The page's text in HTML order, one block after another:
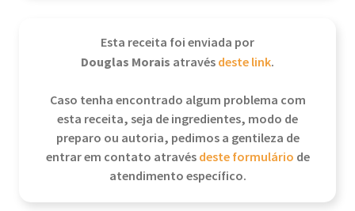
Esta receita foi enviada por
Douglas Morais atravésdeste link.
Caso tenha encontrado algum problema com
esta receita, seja de ingredientes, modo de
preparo ou autoria, pedimos a gentileza de
entrar em contato atravésdeste formulário de
atendimento específico.